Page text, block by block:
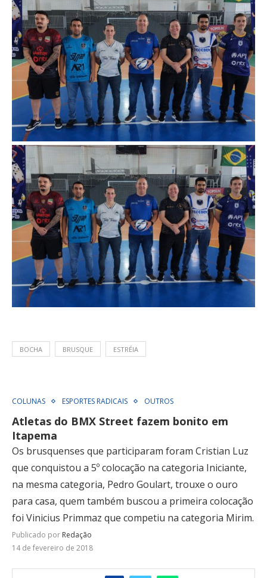
BOCHA BRUSQUE ESTRÉIA
COLUNAS ESPORTES RADICAIS OUTROS
Atletas do BMX Street fazem bonito em
Itapema
Os brusquenses que participaram foram Cristian Luz
que conquistou a 5º colocação na categoria Iniciante,
na mesma categoria, Pedro Goulart, trouxe o ouro
para casa, quem também buscou a primeira colocação
foi Vinicius Primmaz que competiu na categoria Mirim.
Publicado por Redação
14 de fevereiro de 2018